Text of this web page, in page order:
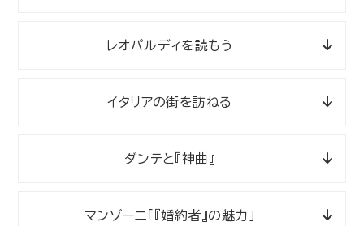
レオパルディを読もう
イタリアの街を訪ねる
ダンテと『神曲』
マンゾーニ「『婚約者』の魅力」